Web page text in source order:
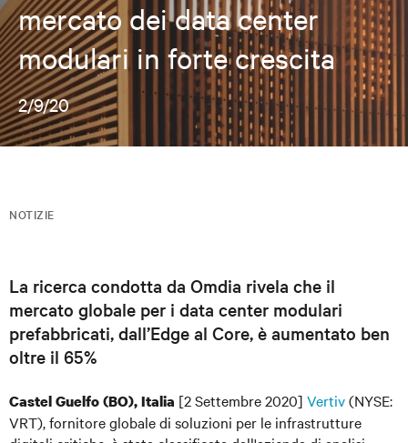
mercato dei data center
modulari in forte crescita
2/9/20
NOTIZIE
La ricerca condotta da Omdia rivela che il
mercato globale per i data center modulari
prefabbricati, dall’Edge al Core, è aumentato ben
oltre il 65%
Castel Guelfo (BO), Italia [2 Settembre 2020] Vertiv(NYSE:
VRT), fornitore globale di soluzioni per le infrastrutture